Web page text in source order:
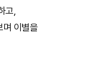
고,
며 이별을